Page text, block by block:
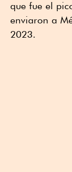
que fue el
enviaron a
2023.